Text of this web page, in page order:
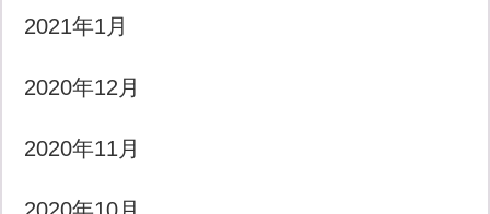
2021年1月
2020年12月
2020年11月